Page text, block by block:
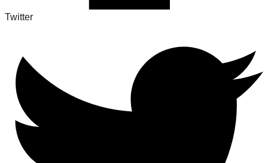
Twitter